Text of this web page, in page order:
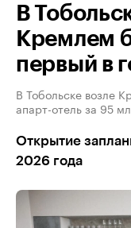
В
Кремлем
первый в
В Тобольске возле
апарт-отель за 95
Открытие
2026 года